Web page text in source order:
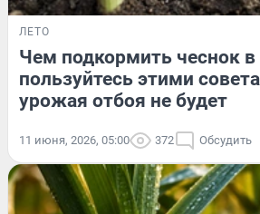
ЛЕТО
Чем подкормить чеснок
пользуйтесь этими
урожая отбоя не будет
11 июня, 2026, 05:00 372 Обсудить